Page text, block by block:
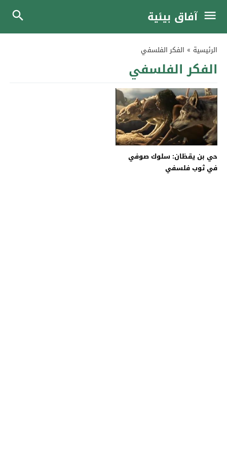
آفاق بيئية
الرئيسية » الفكر الفلسفي
الفكر الفلسفي
حي بن يقظان: سلوك صوفي
في ثوب فلسفي